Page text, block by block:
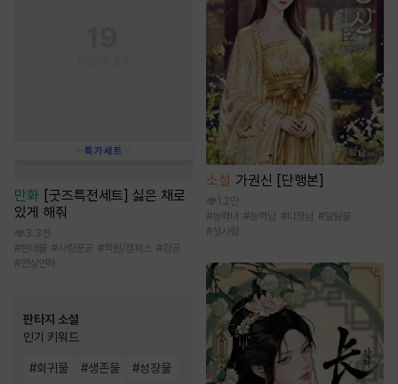
만화 [굿즈특전세트] 싫은 채로
있게 해줘
3.3천
#현대물 #사랑꾼공 #학원/캠퍼스 #강공
#연상연하
판타지 소설
인기 키워드
#회귀물 #생존물 #성장물
소설 가권신 [단행본]
1.2만
#능력녀 #능력남 #다정남 #달달물
#첫사랑